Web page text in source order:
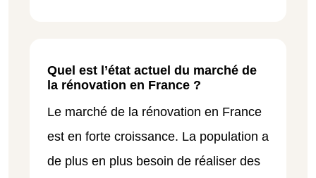
Quel est l’état actuel du marché de
la rénovation en France ?
Le marché de la rénovation en France
est en forte croissance. La population a
de plus en plus besoin de réaliser des